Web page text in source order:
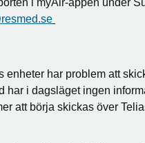
i myAir-appen under
enheter har problem att
har i dagsläget ingen
att börja skickas över